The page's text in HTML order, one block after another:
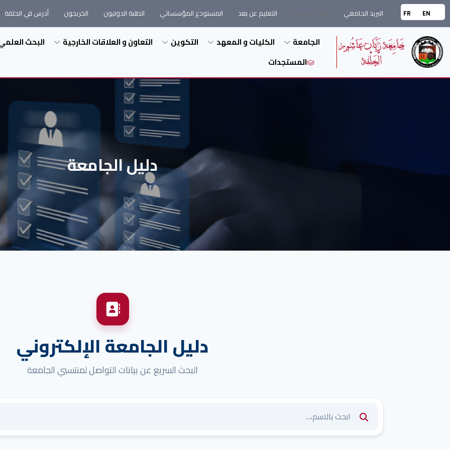
EN
FR البريد الجامعي التعليم عن بعد المستودع المؤسساتي الطلبة الدوليون الخريجون أدرس في الجلفة
الجامعة الكليات و المعهد التكوين التعاون و العلاقات الخارجية
البحث
المستجدات
دليل الجامعة
دليل الجامعة الإلكتروني
البحث السريع عن بيانات التواصل لمنتسبي الجامعة